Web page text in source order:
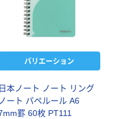
バリエーション
日本ノート ノート リング
ノート パペルール A6
罫 60枚 PT111